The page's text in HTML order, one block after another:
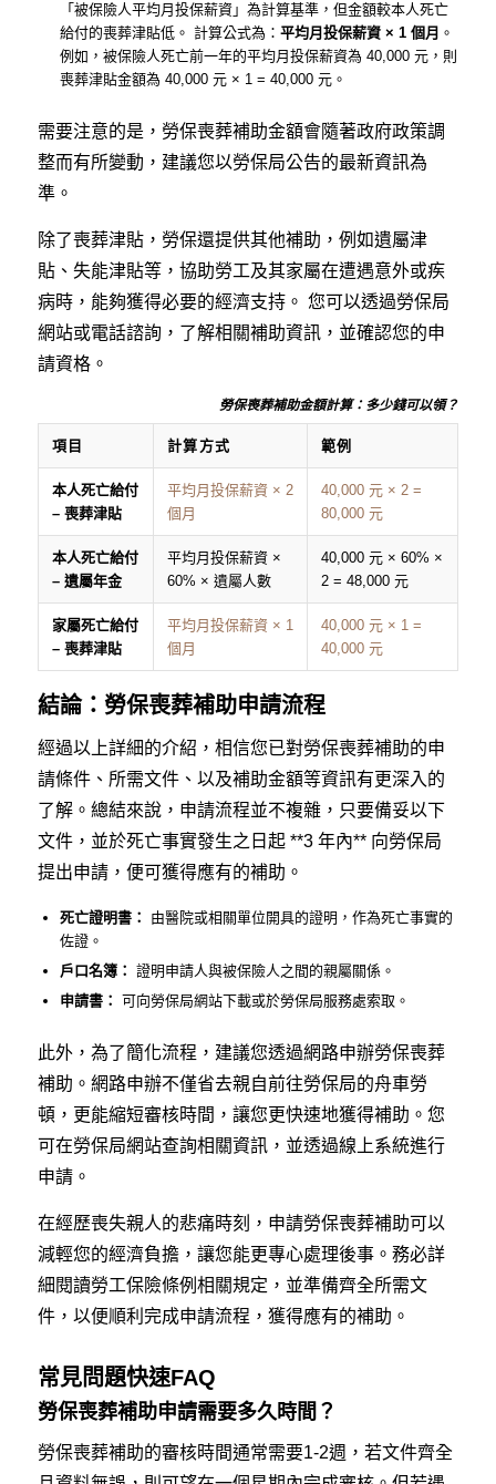
「被保險人平均月投保薪資」為計算基準，但金額較本人死亡
給付的喪葬津貼低。 計算公式為： 平均月投保薪資 × 1 個月 。
例如，被保險人死亡前一年的平均月投保薪資為 40,000 元，則
喪葬津貼金額為 40,000 元 × 1 = 40,000 元。
需要注意的是，勞保喪葬補助金額會隨著政府政策調
整而有所變動，建議您以勞保局公告的最新資訊為
準。
除了喪葬津貼，勞保還提供其他補助，例如遺屬津
貼、失能津貼等，協助勞工及其家屬在遭遇意外或疾
病時，能夠獲得必要的經濟支持。 您可以透過勞保局
網站或電話諮詢，了解相關補助資訊，並確認您的申
請資格。
勞保喪葬補助金額計算：多少錢可以領？
項目 計算方式 範例
本人死亡給付
– 喪葬津貼
平均月投保薪資 × 2
個月
40,000 元 × 2 =
80,000 元
本人死亡給付
– 遺屬年金
平均月投保薪資 ×
60% × 遺屬人數
40,000 元 × 60% ×
2 = 48,000 元
家屬死亡給付
– 喪葬津貼
平均月投保薪資 × 1
個月
40,000 元 × 1 =
40,000 元
結論：勞保喪葬補助申請流程
經過以上詳細的介紹，相信您已對勞保喪葬補助的申
請條件、所需文件、以及補助金額等資訊有更深入的
了解。總結來說，申請流程並不複雜，只要備妥以下
文件，並於死亡事實發生之日起 **3 年內** 向勞保局
提出申請，便可獲得應有的補助。
死亡證明書：
由醫院或相關單位開具的證明，作為死亡事實的
佐證。
戶口名簿： 證明申請人與被保險人之間的親屬關係。
申請書： 可向勞保局網站下載或於勞保局服務處索取。
此外，為了簡化流程，建議您透過網路申辦勞保喪葬
補助。網路申辦不僅省去親自前往勞保局的舟車勞
頓，更能縮短審核時間，讓您更快速地獲得補助。您
可在勞保局網站查詢相關資訊，並透過線上系統進行
申請。
在經歷喪失親人的悲痛時刻，申請勞保喪葬補助可以
減輕您的經濟負擔，讓您能更專心處理後事。務必詳
細閱讀勞工保險條例相關規定，並準備齊全所需文
件，以便順利完成申請流程，獲得應有的補助。
常見問題快速FAQ
勞保喪葬補助申請需要多久時間？
勞保喪葬補助的審核時間通常需要1-2週，若文件齊全